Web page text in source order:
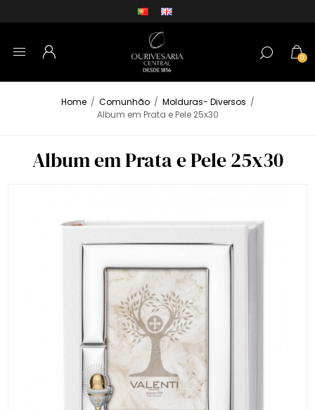
0
Home / Comunhão / Molduras- Diversos /
Album em Prata e Pele 25x30
Album em Prata e Pele 25x30